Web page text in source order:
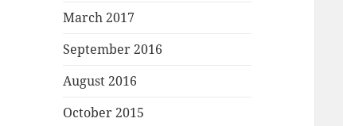
March 2017
September 2016
August 2016
October 2015